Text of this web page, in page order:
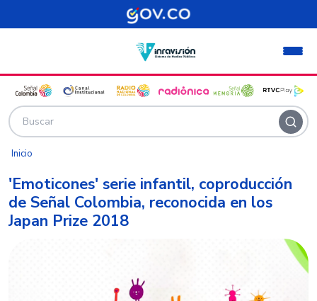
Pasar al contenido principal
Inicio
'Emoticones' serie infantil, coproducción
de Señal Colombia, reconocida en los
Japan Prize 2018